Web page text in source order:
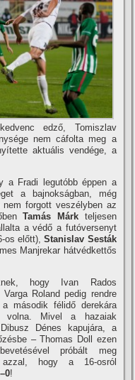
edző, Tomiszlav
nem cáfolta meg a
aktuális vendége, a
a Fradi legutóbb éppen a
a bajnokságban, még
forgott veszélyben az
Tamás Márk teljesen
a védő a futóversenyt
os előtt),Stanislav Sesták
Manjrekar hátvédkettős
hogy Ivan Rados
Roland pedig rendre
második félidő derekára
volna. Mivel a hazaiak
Dénes kapujára, a
– Thomas Doll ezen
próbált meg
hogy a 16-osról
!